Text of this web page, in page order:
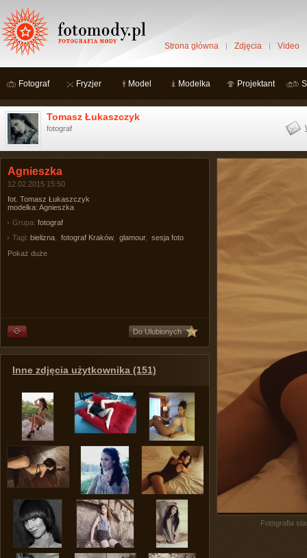
Strona główna Zdjęcia Video
Fotograf Fryzjer Model Modelka Projektant
Tomasz Łukaszczyk
fotograf
Agnieszka
12.02.2015 15:50
fot. Tomasz Łukaszczyk
modelka: Agnieszka
Grupa: fotograf
Tagi: bielizna fotograf Kraków, glamour,
sesja foto
Pokaż duże
Do Ulubionych
Inne zdjęcia użytkownika (151)
Fotografia